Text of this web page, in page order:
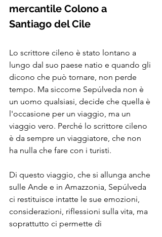
mercantile Colono a
Santiago del Cile
Lo scrittore cileno è stato lontano a
lungo dal suo paese natio e quando gli
dicono che può tornare, non perde
tempo. Ma siccome Sepúlveda non è
un uomo qualsiasi, decide che quella è
l'occasione per un viaggio, ma un
viaggio vero. Perché lo scrittore cileno
è da sempre un viaggiatore, che non
ha nulla che fare con i turisti.
Di questo viaggio, che si allunga anche
sulle Ande e in Amazzonia, Sepúlveda
ci restituisce intatte le sue emozioni,
considerazioni, riflessioni sulla vita, ma
soprattutto ci permette di